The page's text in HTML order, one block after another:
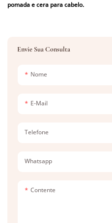
Envie Sua Consulta
Nome
E-Mail
Telefone
Whatsapp
Contente
pomada e cera para cabelo.